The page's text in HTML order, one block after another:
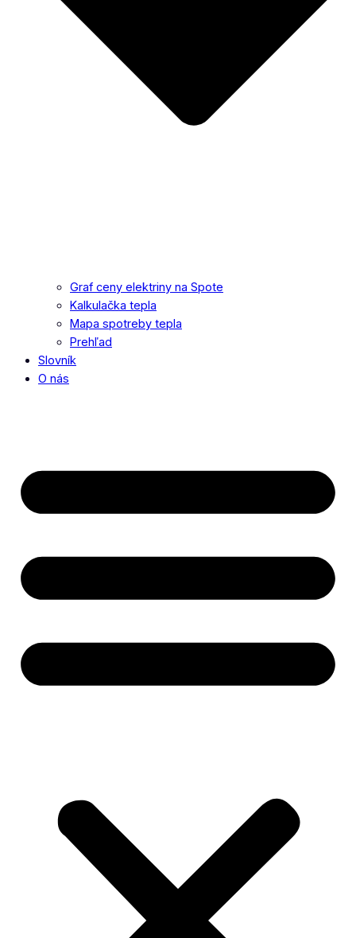
Graf ceny elektriny na Spote
Kalkulačka tepla
Mapa spotreby tepla
Prehľad
Slovník
O nás